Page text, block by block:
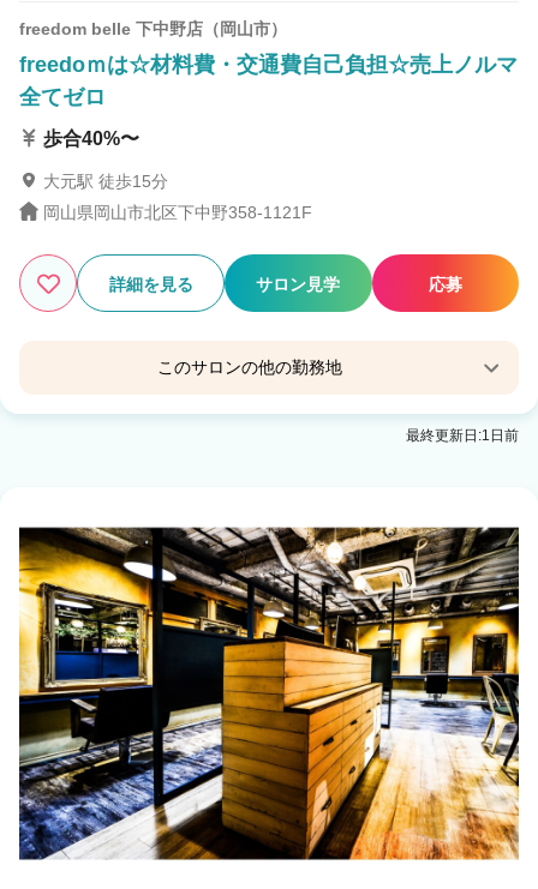
freedom belle 下中野店（岡山市）
freedoｍは☆材料費・交通費自己負担☆売上ノルマ
全てゼロ
歩合40%〜
大元駅 徒歩15分
岡山県岡山市北区下中野358-1121F
詳細を見る サロン見学 応募
このサロンの他の勤務地
freedom 浦安店（岡山県）
最終更新日:1日前